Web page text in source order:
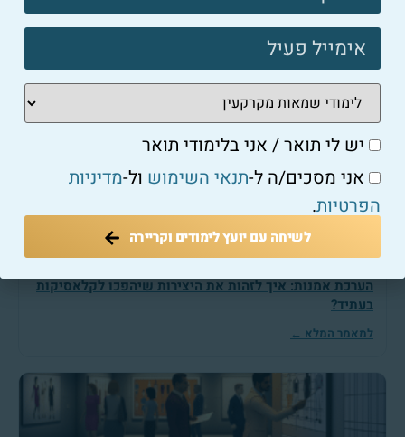
שמאי אמנות
שמאי אמנות: מה משפיע על ערך היצירה וכיצד לחשב
אותו?
למאמר המלא ←
שמאי אמנות
הערכת אמנות: איך לזהות את היצירות שיהפכו לקלאסיקות
בעתיד?
למאמר המלא ←
יש לי תואר / אני בלימודי תואר
אני מסכים/ה ל-תנאי השימוש ול-מדיניות
הפרטיות.
לשיחה עם יועץ לימודים וקריירה